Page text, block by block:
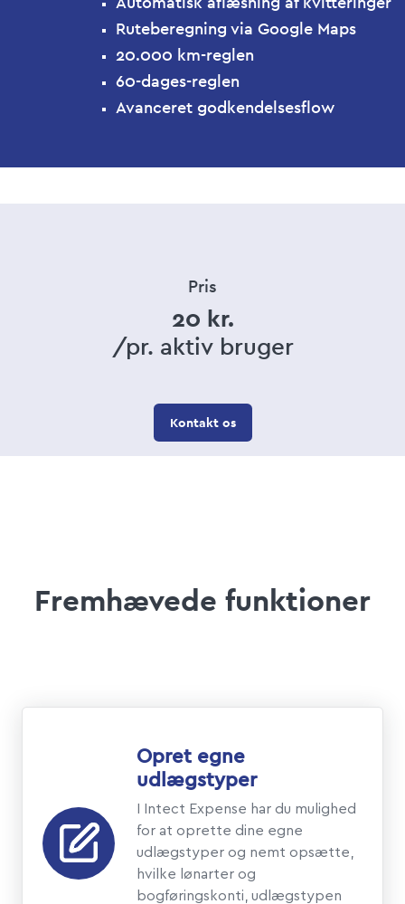
Ruteberegning via Google Maps
20.000 km-reglen
60-dages-reglen
Avanceret godkendelsesflow
Pris
20 kr.
/pr. aktiv bruger
Kontakt os
Fremhævede funktioner
Opret egne
udlægstyper
I Intect Expense har du mulighed
for at oprette dine egne
udlægstyper og nemt opsætte,
hvilke lønarter og
bogføringskonti, udlægstypen